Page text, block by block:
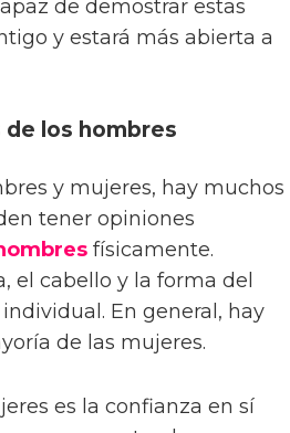
de demostrar estas
y estará más abierta a
de los hombres
y mujeres, hay muchos
tener opiniones
físicamente.
el cabello y la forma del
En general, hay
de las mujeres.
es la confianza en sí